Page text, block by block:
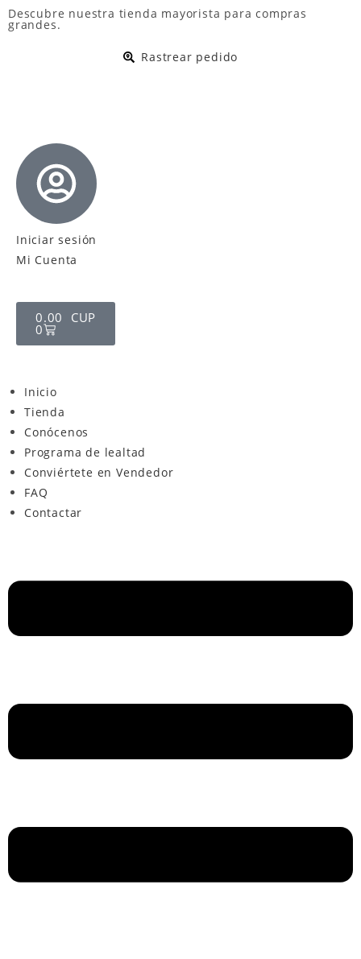
Descubre nuestra tienda mayorista para compras
grandes.
Rastrear pedido
Iniciar sesión
Mi Cuenta
0.00 CUP
0
Inicio
Tienda
Conócenos
Programa de lealtad
Conviértete en Vendedor
FAQ
Contactar